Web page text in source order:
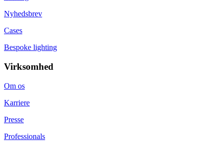
Nyhedsbrev
Cases
Bespoke lighting
Virksomhed
Om os
Karriere
Presse
Professionals